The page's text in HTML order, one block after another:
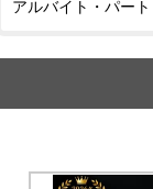
アルバイト・パー